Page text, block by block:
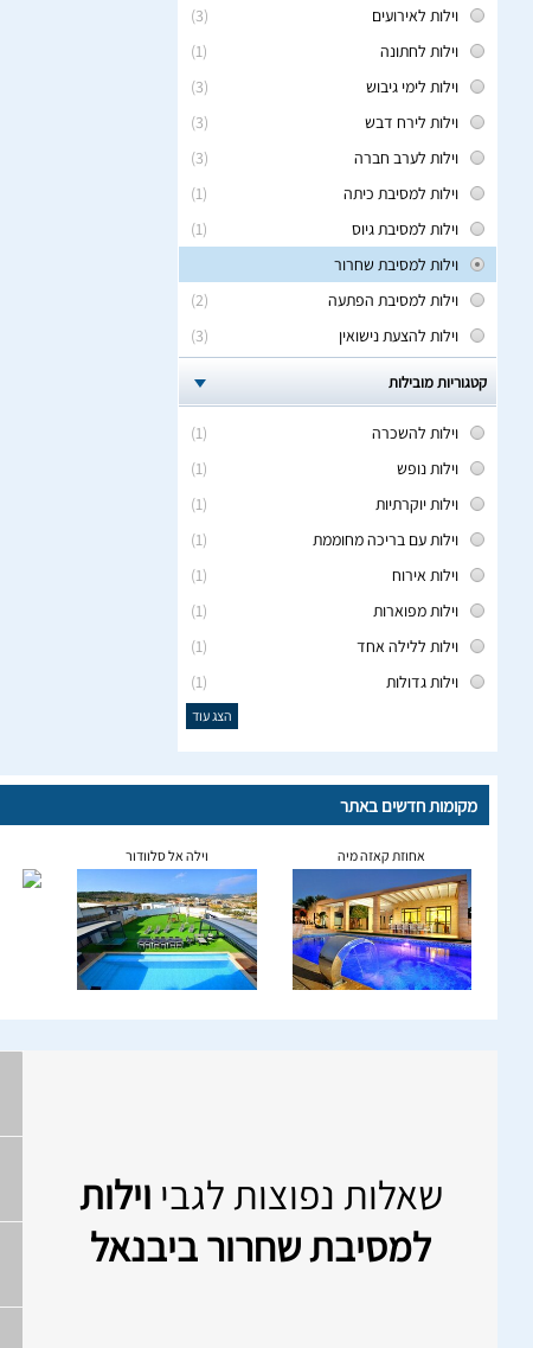
(3)
וילות לאירועים
(1)
וילות לחתונה
(3)
וילות לימי גיבוש
(3)
וילות לירח דבש
(3)
וילות לערב חברה
(1)
וילות למסיבת כיתה
(1)
וילות למסיבת גיוס
וילות למסיבת שחרור
(2)
וילות למסיבת הפתעה
(3)
וילות להצעת נישואין
קטגוריות מובילות
(1)
וילות להשכרה
(1)
וילות נופש
(1)
וילות יוקרתיות
(1)
וילות עם בריכה מחוממת
(1)
וילות אירוח
(1)
וילות מפוארות
(1)
וילות ללילה אחד
(1)
וילות גדולות
הצג עוד
מקומות חדשים באתר
אחוזת קאזה מיה וילה אל סלוודור
שאלות נפוצות לגבי וילות
למסיבת שחרור ביבנאל